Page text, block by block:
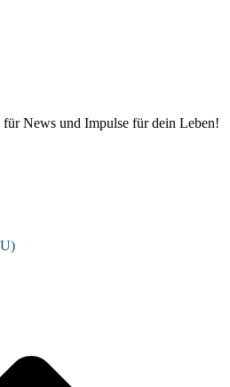
News und Impulse für dein Leben!